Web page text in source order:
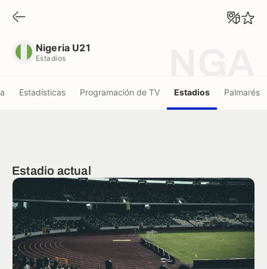
Nigeria U21
Estadios
Estadísticas Programación de TV Estadios Palmarés
Estadio actual